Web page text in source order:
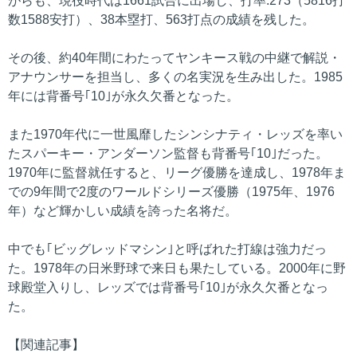
数1588安打）、38本塁打、563打点の成績を残した。
その後、約40年間にわたってヤンキース戦の中継で解説・
アナウンサーを担当し、多くの名実況を生み出した。1985
年には背番号｢10｣が永久欠番となった。
また1970年代に一世風靡したシンシナティ・レッズを率い
たスパーキー・アンダーソン監督も背番号｢10｣だった。
1970年に監督就任すると、リーグ優勝を達成し、1978年ま
での9年間で2度のワールドシリーズ優勝（1975年、1976
年）など輝かしい成績を誇った名将だ。
中でも｢ビッグレッドマシン｣と呼ばれた打線は強力だっ
た。1978年の日米野球で来日も果たしている。2000年に野
球殿堂入りし、レッズでは背番号｢10｣が永久欠番となっ
た。
【関連記事】